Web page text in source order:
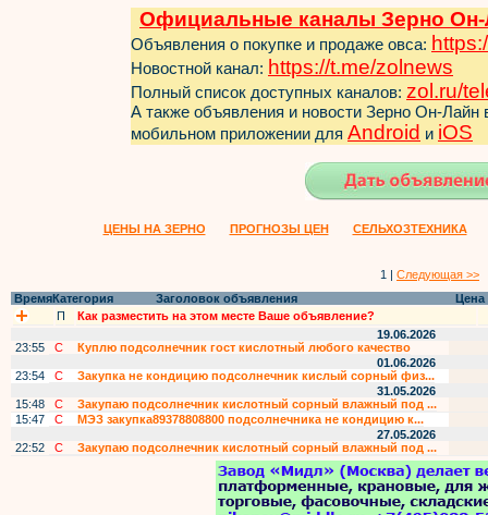
Официальные каналы Зерно Он-
Объявления о покупке и продаже овса:
Новостной канал: https://t.me/zol news
Полный список доступных каналов: zol.ru/
А также объявления и новости Зерно Он-Лайн
мобильном приложении для Android и iOS
ЦЕНЫ НА ЗЕРНО ПРОГНОЗЫ ЦЕН СЕЛЬХОЗТЕХНИКА
1 | Следующая >>
ВремяКатегория Заголовок объявления
Цена
П
Как разместить на этом месте Ваше объявление?
19.06.2026
23:55
С
Куплю подсолнечник гост кислотный любого качество
01.06.2026
23:54
С
Закупка не кондицию подсолнечник кислый сорный физ...
31.05.2026
15:48
С
Закупаю подсолнечник кислотный сорный влажный под ...
15:47
С
МЭЗ закупка89378808800 подсолнечника не кондицию к...
27.05.2026
22:52
С Закупаю подсолнечник кислотный сорный влажный под ...